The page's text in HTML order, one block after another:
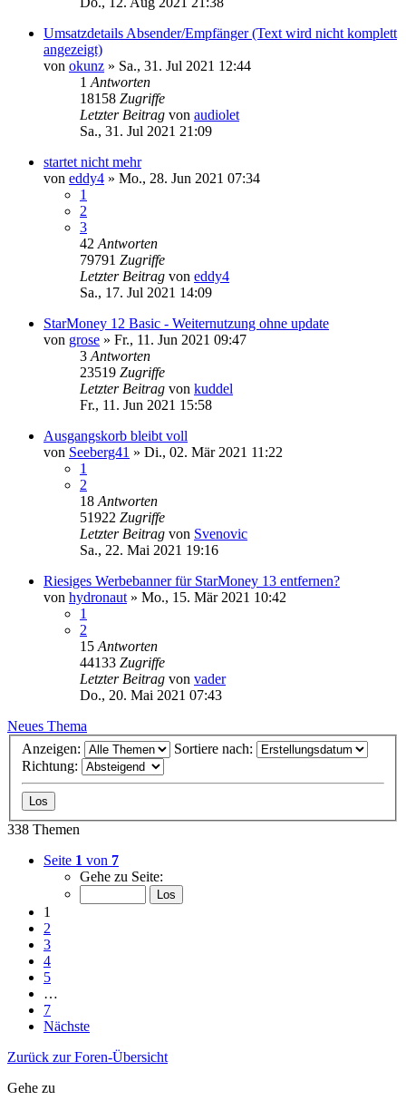
Umsatzdetails Absender/Empfänger (Text wird nicht komplett
angezeigt)
von okunz » Sa., 31. Jul 2021 12:44
1 Antworten
18158 Zugriffe
Letzter Beitrag von audiolet
Sa., 31. Jul 2021 21:09
startet nicht mehr
von eddy4 » Mo., 28. Jun 2021 07:34
1
2
3
42 Antworten
79791 Zugriffe
Letzter Beitrag von eddy4
Sa., 17. Jul 2021 14:09
StarMoney 12 Basic - Weiternutzung ohne update
von grose » Fr., 11. Jun 2021 09:47
3 Antworten
23519 Zugriffe
Letzter Beitrag von kuddel
Fr., 11. Jun 2021 15:58
Ausgangskorb bleibt voll
von Seeberg41 » Di., 02. Mär 2021 11:22
1
2
18 Antworten
51922 Zugriffe
Letzter Beitrag von Svenovic
Sa., 22. Mai 2021 19:16
Riesiges Werbebanner für StarMoney 13 entfernen?
von hydronaut » Mo., 15. Mär 2021 10:42
1
2
15 Antworten
44133 Zugriffe
Letzter Beitrag von vader
Do., 20. Mai 2021 07:43
Neues Thema
Anzeigen:
Sortiere nach:
Richtung:
338 Themen
Seite 1 von 7
Gehe zu Seite:
1
2
3
4
5
…
7
Nächste
Zurück zur Foren-Übersicht
Gehe zu